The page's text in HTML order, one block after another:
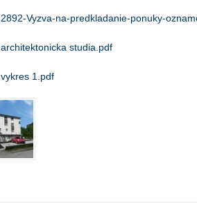
2892-Vyzva-na-predkladanie-ponuky-
architektonicka studia.pdf
vykres 1.pdf